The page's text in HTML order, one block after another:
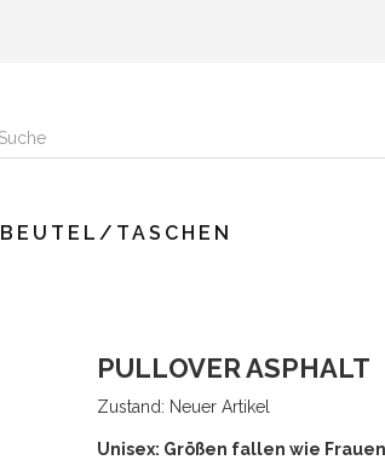
BEUTEL/TASCHEN
PULLOVER ASPHALT
Zustand: Neuer Artikel
Unisex: Größen fallen wie